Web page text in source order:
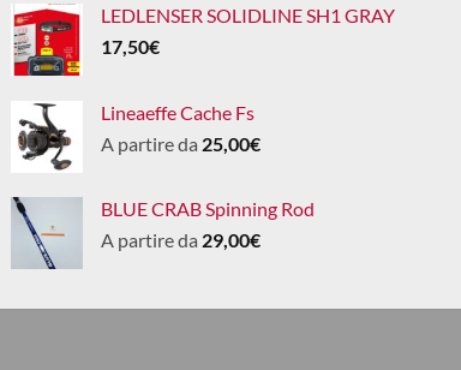
LEDLENSER SOLIDLINE SH1 GRAY
17,50€
Lineaeffe Cache Fs
A partire da 25,00€
BLUE CRAB Spinning Rod
A partire da 29,00€